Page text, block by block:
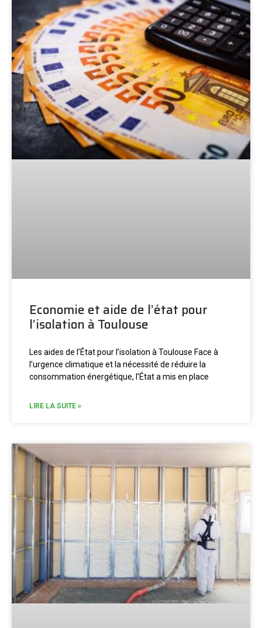
Economie et aide de l’état pour
l’isolation à Toulouse
Les aides de l’État pour l’isolation à Toulouse Face à
l’urgence climatique et la nécessité de réduire la
consommation énergétique, l’État a mis en place
LIRE LA SUITE »